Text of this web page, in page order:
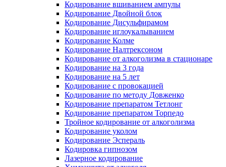
Кодирование вшиванием ампулы
Кодирование Двойной блок
Кодирование Дисульфирамом
Кодирование иглоукалыванием
Кодирование Колме
Кодирование Налтрексоном
Кодирование от алкоголизма в стационаре
Кодирование на 3 года
Кодирование на 5 лет
Кодирование с провокацией
Кодирование по методу Довженко
Кодирование препаратом Тетлонг
Кодирование препаратом Торпедо
Тройное кодирование от алкоголизма
Кодирование уколом
Кодирование Эспераль
Кодировка гипнозом
Лазерное кодирование